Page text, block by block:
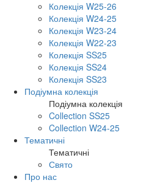
Колекція W25-26
Колекція W24-25
Колекція W23-24
Колекція W22-23
Колекція SS25
Колекція SS24
Колекція SS23
Подіумна колекція
Подіумна колекція
Collection SS25
Collection W24-25
Тематичні
Тематичні
Свято
Про нас